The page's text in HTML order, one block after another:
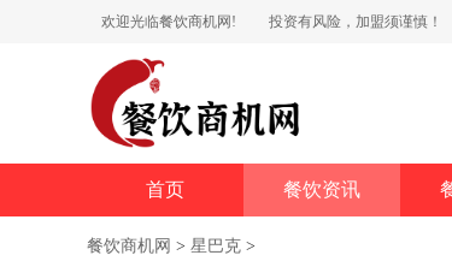
欢迎光临餐饮商机网! 投资有风险，加盟须谨慎！
首页 餐饮资讯
餐饮商机网 > 星巴克 >